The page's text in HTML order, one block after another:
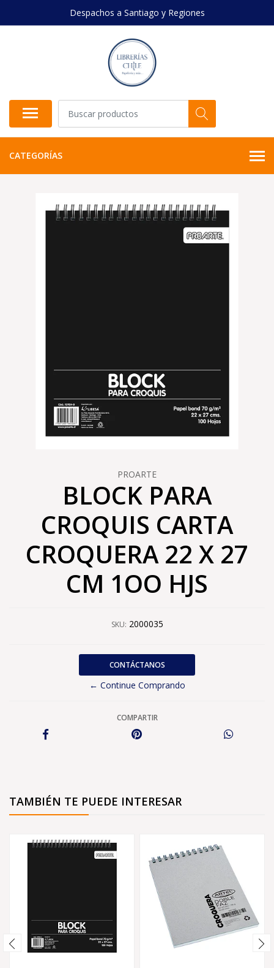
Despachos a Santiago y Regiones
CATEGORÍAS
PROARTE
BLOCK PARA
CROQUIS CARTA
CROQUERA 22 X 27
CM 1OO HJS
SKU: 2000035
CONTÁCTANOS
← Continue Comprando
COMPARTIR
TAMBIÉN TE PUEDE INTERESAR